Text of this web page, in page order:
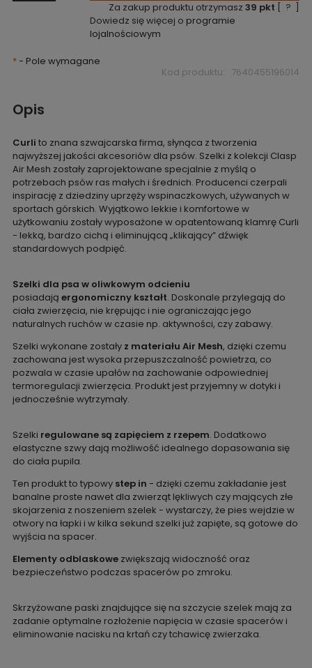
Za zakup produktu otrzymasz39 pkt [ ? ]
Dowiedz się więcej o programie
lojalnościowym
*- Pole wymagane
Kod produktu: 7640455196014
Opis
Curli to znana szwajcarska firma, słynąca z tworzenia
najwyższej jakości akcesoriów dla psów. Szelki z kolekcji Clasp
Air Mesh zostały zaprojektowane specjalnie z myślą o
potrzebach psów ras małych i średnich. Producenci czerpali
inspirację z dziedziny uprzęży wspinaczkowych, używanych w
sportach górskich. Wyjątkowo lekkie i komfortowe w
użytkowaniu zostały wyposażone w opatentowaną klamrę Curli
- lekką, bardzo cichą i eliminującą „klikający” dźwięk
standardowych podpięć.
Szelki dla psa w oliwkowym odcieniu
posiadają ergonomiczny kształt. Doskonale przylegają do
ciała zwierzęcia, nie krępując i nie ograniczając jego
naturalnych ruchów w czasie np. aktywności, czy zabawy.
Szelki wykonane zostały z materiału Air Mesh, dzięki czemu
zachowana jest wysoka przepuszczalność powietrza, co
pozwala w czasie upałów na zachowanie odpowiedniej
termoregulacji zwierzęcia. Produkt jest przyjemny w dotyki i
jednocześnie wytrzymały.
Szelki regulowane są zapięciem z rzepem. Dodatkowo
elastyczne szwy dają możliwość idealnego dopasowania się
do ciała pupila.
Ten produkt to typowystep in - dzięki czemu zakładanie jest
banalne proste nawet dla zwierząt lękliwych czy mających złe
skojarzenia z noszeniem szelek - wystarczy, że pies wejdzie w
otwory na łapki i w kilka sekund szelki już zapięte, są gotowe do
wyjścia na spacer.
Elementy odblaskowezwiększają widoczność oraz
bezpieczeństwo podczas spacerów po zmroku.
Skrzyżowane paski znajdujące się na szczycie szelek mają za
zadanie optymalne rozłożenie napięcia w czasie spacerów i
eliminowanie nacisku na krtań czy tchawicę zwierzaka.